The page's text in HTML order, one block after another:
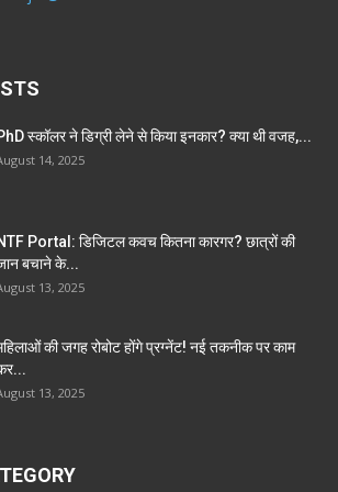
स्कॉलर ने डिग्री लेने से किया इनकार? क्या थी वजह,...
14, 2025
Portal: डिजिटल कवच कितना कारगर? छात्रों की
बचाने के...
13, 2025
की जगह रोबोट होंगे प्रग्नेंट! नई तकनीक पर काम
13, 2025